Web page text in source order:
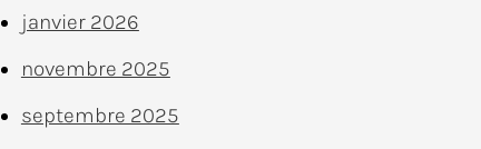
janvier 2026
novembre 2025
septembre 2025